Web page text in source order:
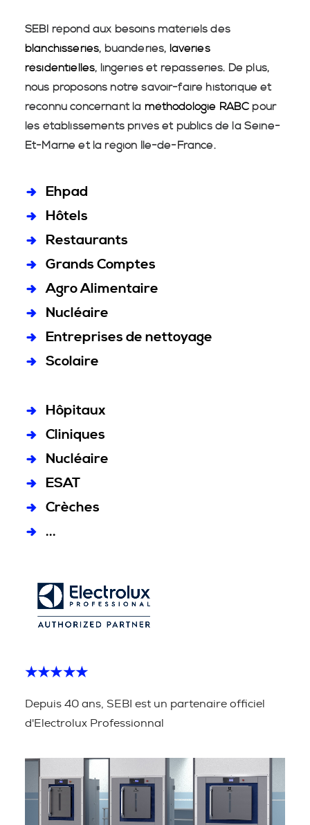
SEBI répond aux besoins matériels des
blanchisseries, buanderies, laveries
résidentielles, lingeries et repasseries. De plus,
nous proposons notre savoir-faire historique et
reconnu concernant la méthodologie RABC pour
les établissements privés et publics de la Seine-
Et-Marne et la région Île-de-France.
Ehpad
Hôtels
Restaurants
Grands Comptes
Agro Alimentaire
Nucléaire
Entreprises de nettoyage
Scolaire
Hôpitaux
Cliniques
Nucléaire
ESAT
Crèches
...
★★★★★
Depuis 40 ans, SEBI est un partenaire officiel
d'Electrolux Professionnal